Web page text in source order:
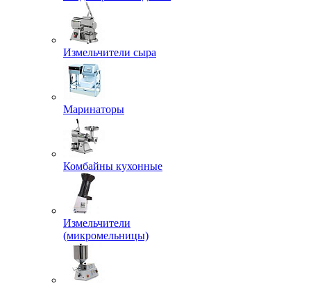
Измельчители сыра
Маринаторы
Комбайны кухонные
Измельчители
(микромельницы)